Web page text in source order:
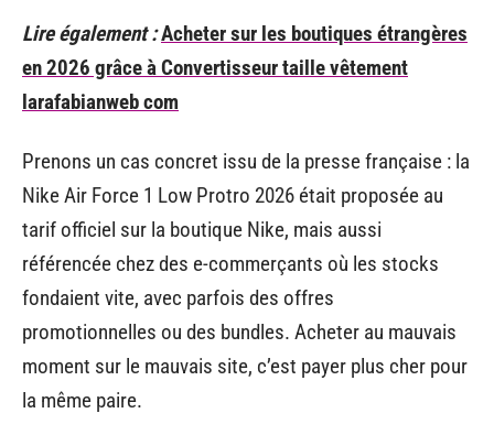
Lire également :Acheter sur les boutiques étrangères
en 2026 grâce à Convertisseur taille vêtement
larafabianweb com
Prenons un cas concret issu de la presse française : la
Nike Air Force 1 Low Protro 2026 était proposée au
tarif officiel sur la boutique Nike, mais aussi
référencée chez des e-commerçants où les stocks
fondaient vite, avec parfois des offres
promotionnelles ou des bundles. Acheter au mauvais
moment sur le mauvais site, c’est payer plus cher pour
la même paire.